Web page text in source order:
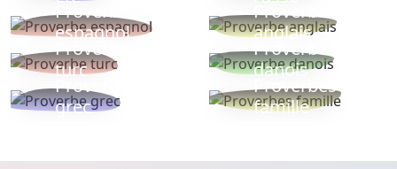
Proverbe
espagnol
Proverbe
anglais
Proverbe
turc
Proverbe
danois
Proverbe
grec
Proverbes
famille